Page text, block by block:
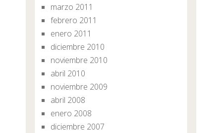
marzo 2011
febrero 2011
enero 2011
diciembre 2010
noviembre 2010
abril 2010
noviembre 2009
abril 2008
enero 2008
diciembre 2007